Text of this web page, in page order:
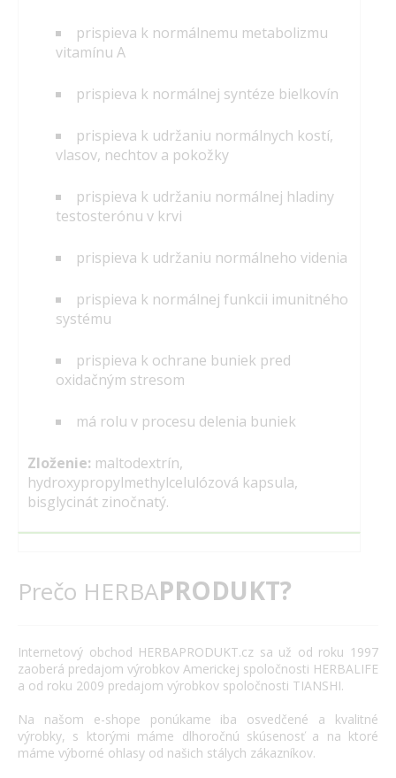
prispieva k normálnemu metabolizmu
vitamínu A
prispieva k normálnej syntéze bielkovín
prispieva k udržaniu normálnych kostí,
vlasov, nechtov a pokožky
prispieva k udržaniu normálnej hladiny
testosterónu v krvi
prispieva k udržaniu normálneho videnia
prispieva k normálnej funkcii imunitného
systému
prispieva k ochrane buniek pred
oxidačným stresom
má rolu v procesu delenia buniek
Zloženie: maltodextrín,
hydroxypropylmethylcelulózová kapsula,
bisglycinát zinočnatý.
Prečo HERBAPRODUKT?
Internetový obchod HERBAPRODUKT.cz sa už od roku 1997
zaoberá predajom výrobkov Americkej spoločnosti HERBALIFE
a od roku 2009 predajom výrobkov spoločnosti TIANSHI.
Na našom
e-shope ponúkame iba osvedčené a
kvalitné
výrobky, s ktorými máme dlhoročnú skúsenosť a na ktoré
máme výborné ohlasy od našich stálych zákazníkov.